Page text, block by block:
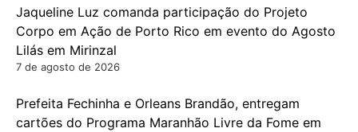
Jaqueline Luz comanda participação do Projeto
Corpo em Ação de Porto Rico em evento do Agosto
Lilás em Mirinzal
7 de agosto de 2026
Prefeita Fechinha e Orleans Brandão, entregam
cartões do Programa Maranhão Livre da Fome em